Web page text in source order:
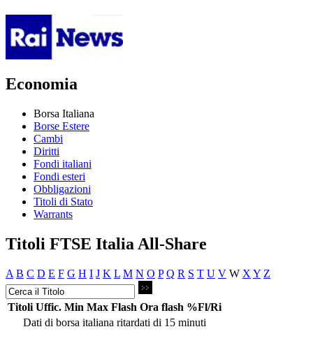
Economia
Borsa Italiana
Borse Estere
Cambi
Diritti
Fondi italiani
Fondi esteri
Obbligazioni
Titoli di Stato
Warrants
Titoli FTSE Italia All-Share
A B C D E F G H I J K L M N O P Q R S T U V W X Y Z
Titoli Uffic. Min Max Flash Ora flash %Fl/Ri
Dati di borsa italiana ritardati di 15 minuti